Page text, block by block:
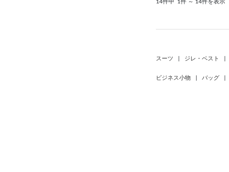
14件中 1件 ～ 14件を表示
スーツ ジレ・ベスト
ビジネス小物 バッグ